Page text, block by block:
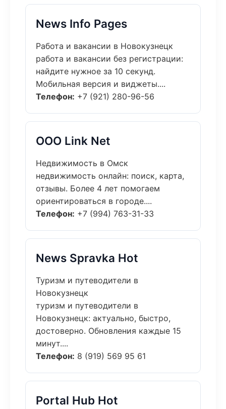
News Info Pages
Работа и вакансии в Новокузнецк
работа и вакансии без регистрации:
найдите нужное за 10 секунд.
Мобильная версия и виджеты....
Телефон: +7 (921) 280-96-56
ООО Link Net
Недвижимость в Омск
недвижимость онлайн: поиск, карта,
отзывы. Более 4 лет помогаем
ориентироваться в городе....
Телефон: +7 (994) 763-31-33
News Spravka Hot
Туризм и путеводители в
Новокузнецк
туризм и путеводители в
Новокузнецк: актуально, быстро,
достоверно. Обновления каждые 15
минут....
Телефон: 8 (919) 569 95 61
Portal Hub Hot